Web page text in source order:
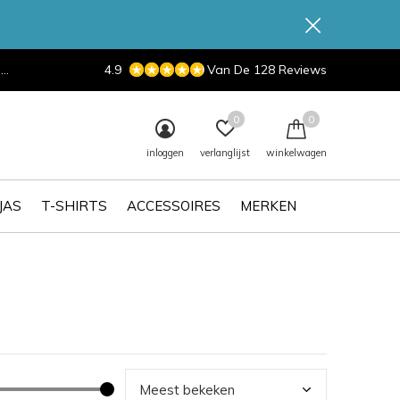
T-SHIRTS ACCESSOIRES MERKEN
inloggen verlanglijst
0
winkelwagen
0
4.9 Van De 128 Reviews